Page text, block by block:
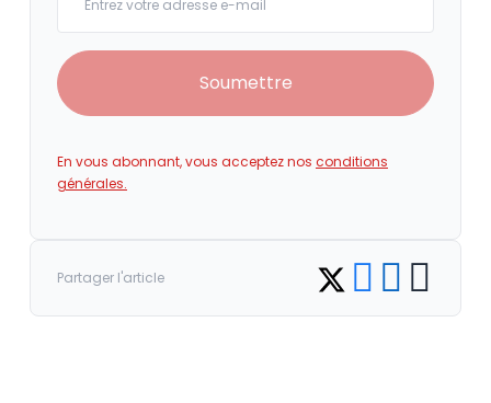
Soumettre
En vous abonnant, vous acceptez nos conditions
générales.
Partager l'article Share on Twitter
Share on Facebook
Share on
Copy link